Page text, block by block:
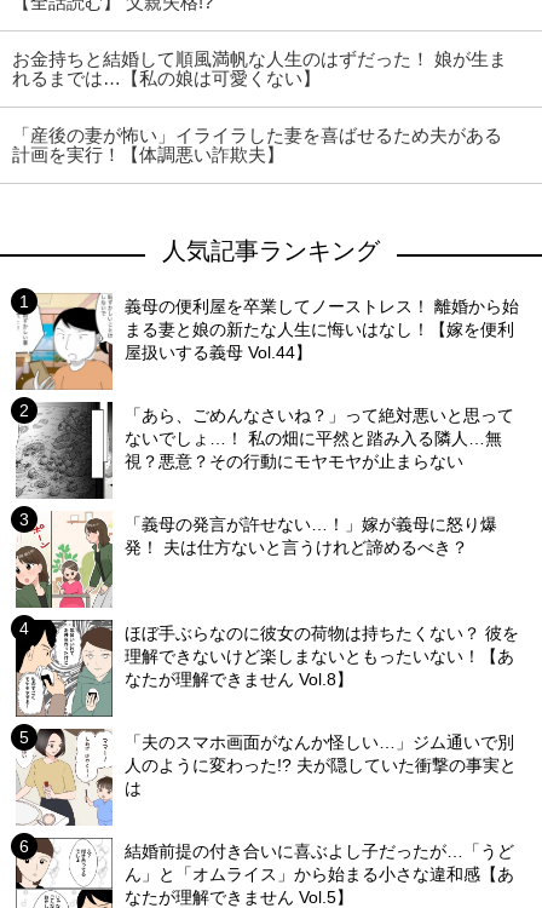
お金持ちと結婚して順風満帆な人生のはずだった！ 娘が生ま
れるまでは…【私の娘は可愛くない】
「産後の妻が怖い」イライラした妻を喜ばせるため夫がある
計画を実行！【体調悪い詐欺夫】
人気記事ランキング
義母の便利屋を卒業してノーストレス！ 離婚から始
まる妻と娘の新たな人生に悔いはなし！【嫁を便利
屋扱いする義母 Vol.44】
「あら、ごめんなさいね？」って絶対悪いと思って
ないでしょ…！ 私の畑に平然と踏み入る隣人…無
視？悪意？その行動にモヤモヤが止まらない
「義母の発言が許せない…！」嫁が義母に怒り爆
発！ 夫は仕方ないと言うけれど諦めるべき？
ほぼ手ぶらなのに彼女の荷物は持ちたくない？ 彼を
理解できないけど楽しまないともったいない！【あ
なたが理解できません Vol.8】
「夫のスマホ画面がなんか怪しい…」ジム通いで別
人のように変わった!? 夫が隠していた衝撃の事実と
は
結婚前提の付き合いに喜ぶよし子だったが…「うど
ん」と「オムライス」から始まる小さな違和感【あ
なたが理解できません Vol.5】